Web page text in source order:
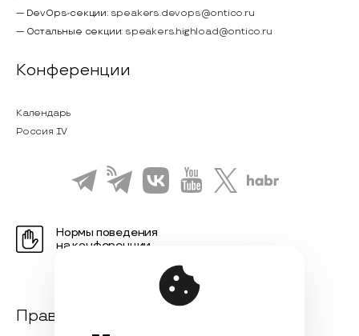
— DevOps-секции: speakers.devops@ontico.ru
— Остальные секции: speakers.highload@ontico.ru
Конференции
Календарь
Россия IV
Нормы поведения
на конференции
Правовая информация